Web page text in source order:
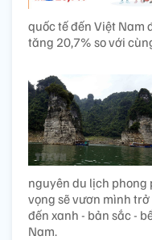
quốc tế đến Việt Nam
tăng 20,7% so với
nguyên du lịch phong
vọng sẽ vươn mình
đến xanh - bản sắc -
Nam.